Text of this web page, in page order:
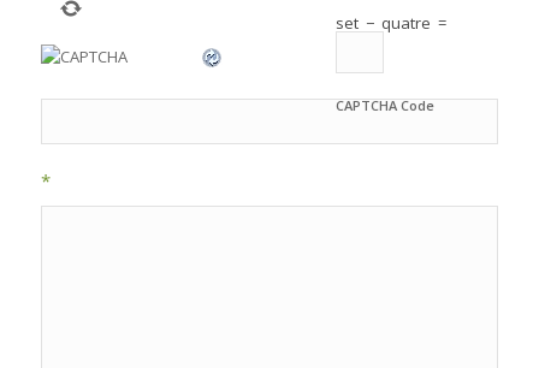
set − quatre =
CAPTCHA Code
*